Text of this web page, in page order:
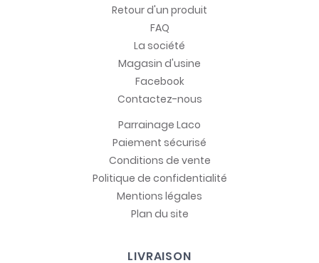
Retour d'un produit
FAQ
La société
Magasin d'usine
Facebook
Contactez-nous
Parrainage Laco
Paiement sécurisé
Conditions de vente
Politique de confidentialité
Mentions légales
Plan du site
LIVRAISON